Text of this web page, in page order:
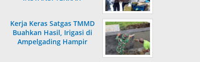
SEMBAKO
Kerja Keras Satgas TMMD
Buahkan Hasil, Irigasi di
Ampelgading Hampir